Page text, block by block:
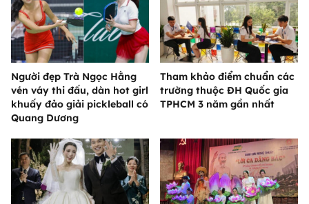
Người đẹp Trà Ngọc Hằng
vén váy thi đấu, dàn hot girl
khuấy đảo giải pickleball có
Quang Dương
Tham khảo điểm chuẩn các
trường thuộc ĐH Quốc gia
TPHCM 3 năm gần nhất